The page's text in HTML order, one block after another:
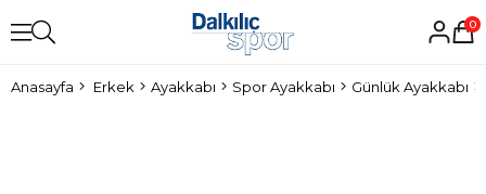
0
Anasayfa Erkek Ayakkabı Spor Ayakkabı Günlük Ayakkabı